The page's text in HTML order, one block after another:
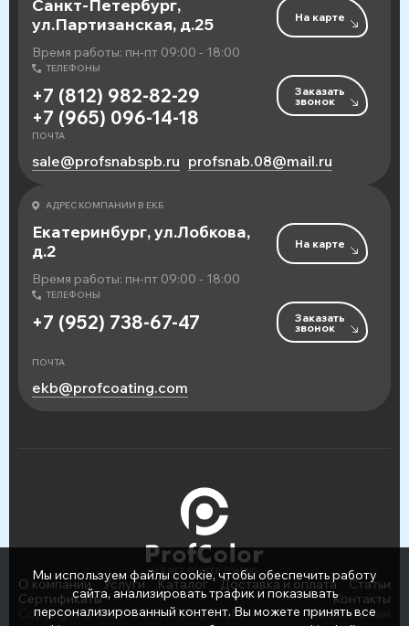
Санкт-Петербург,
ул.Партизанская, д.25
Время работы: пн-пт 09:00 - 18:00
На карте
ТЕЛЕФОНЫ
+7 (812) 982-82-29
+7 (965) 096-14-18
Заказать
звонок
ПОЧТА
sale@profsnabspb.ru profsnab.08@mail.ru
АДРЕС КОМПАНИИ В ЕКБ
Екатеринбург, ул.Лобкова,
д.2
Время работы: пн-пт 09:00 - 18:00
На карте
ТЕЛЕФОНЫ
+7 (952) 738-67-47 Заказать
звонок
ПОЧТА
ekb@profcoating.com
О компании Услуги Каталог Доставка и оплата
Статьи
Сертификаты
Контакты
Copyright © 2026 ООО «ПрофСнаб»
Написать нам
Мы используем файлы cookie, чтобы обеспечить работу
сайта, анализировать трафик и показывать
персонализированный контент. Вы можете принять все